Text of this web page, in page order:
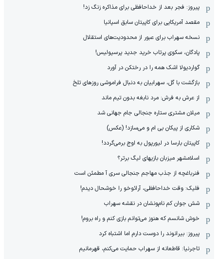
پیروز: فجر بعد از خداحافظی برای مذاکره زنگ زد!
مقصد آمریکایی برای کاپیتان سابق اسپانیا
نسخه سهراب برای عبور از محدودیت‌های استقلال
پادگان، سکوی پرتاب خرید جدید پرسپولیس!
گواردیولا اشک همه را در رختکن در آورد
بازگشت با گل، سهرابیان به دنبال فراموشی روزهای تلخ
از عرش به فرش: مرد نابغه‌ بدون تیم ماند
میلان مشتری ستاره جنجالی جام جهانی شد
شکاری از پیکان بی ام و می‌سازد! (عکس)
کاپیتان بارسا در لیورپول به اوج برمی‌گردد!
اسلامشهر میزبان بازیهای لیگ برتر؟
فنرباغچه از جذب مهاجم جنجالی سری آ مطمئن است
فلیک: وقت خداحافظی، آرائوخو را خوشحال دیدم!
شش جوان کم نام‌و‌نشان در نقشه سهراب
خوش شانسم که هنوز می‌توانم بازی کنم و راه بروم!
پیروز: بیرانوند را دوست دارم اما اشتباه کرد
تاجرنیا: قاطعانه از سهراب حمایت می‌کنم، قهرمانیم